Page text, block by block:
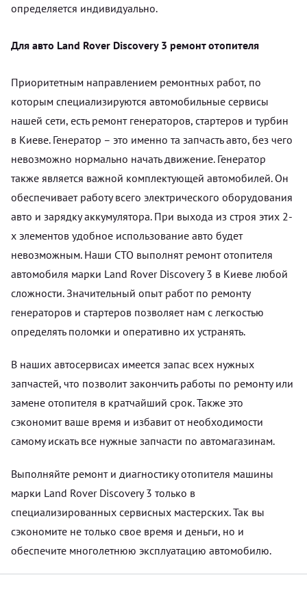
определяется индивидуально.
Для авто Land Rover Discovery 3 ремонт отопителя
Приоритетным направлением ремонтных работ, по
которым специализируются автомобильные сервисы
нашей сети, есть ремонт генераторов, стартеров и турбин
в Киеве. Генератор – это именно та запчасть авто, без чего
невозможно нормально начать движение. Генератор
также является важной комплектующей автомобилей. Он
обеспечивает работу всего электрического оборудования
авто и зарядку аккумулятора. При выхода из строя этих 2-
х элементов удобное использование авто будет
невозможным. Наши СТО выполнят ремонт отопителя
автомобиля марки Land Rover Discovery 3 в Киеве любой
сложности. Значительный опыт работ по ремонту
генераторов и стартеров позволяет нам с легкостью
определять поломки и оперативно их устранять.
В наших автосервисах имеется запас всех нужных
запчастей, что позволит закончить работы по ремонту или
замене отопителя в кратчайший срок. Также это
сэкономит ваше время и избавит от необходимости
самому искать все нужные запчасти по автомагазинам.
Выполняйте ремонт и диагностику отопителя машины
марки Land Rover Discovery 3 только в
специализированных сервисных мастерских. Так вы
сэкономите не только свое время и деньги, но и
обеспечите многолетнюю эксплуатацию автомобилю.